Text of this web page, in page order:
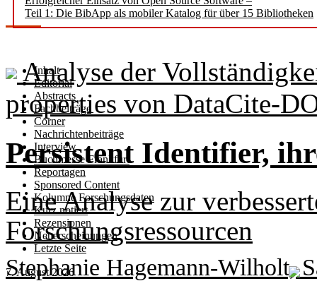
Teil 1: Die BibApp als mobiler Katalog für über 15 Bibliotheken
Inhalt
Editorial
Abstracts
Fachbeiträge
Corner
Nachrichtenbeiträge
Interview
Buchmesse Frankfurt
Reportagen
Sponsored Content
Kolumne Forschungsdaten
Kurz notiert
Rezensionen
Neuerscheinungen
Letzte Seite
7. August 2026
Analyse der
properties von DataCite-
Persistent Identifier,
Eine Analyse zur
Forschungsressourcen
Stephanie Hagemann-Wilholt,